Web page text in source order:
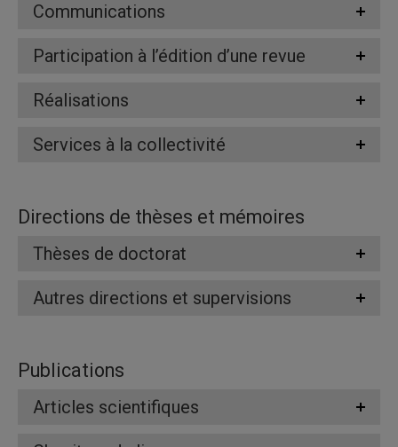
Communications
Participation à l’édition d’une revue
Réalisations
Services à la collectivité
Directions de thèses et mémoires
Thèses de doctorat
Autres directions et supervisions
Publications
Articles scientifiques